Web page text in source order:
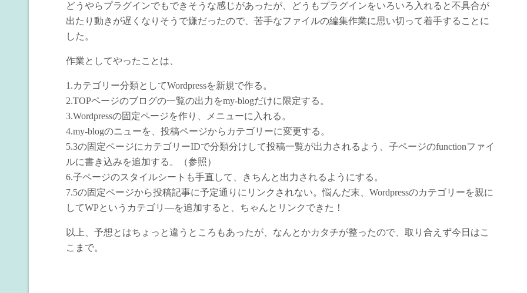
どうやらプラグインでもできそうな感じがあったが、どうもプラグインをいろいろ入れると不具合が
出たり動きが遅くなりそうで嫌だったので、苦手なファイルの編集作業に思い切って着手することに
した。
作業としてやったことは、
1.カテゴリー分類としてWordpressを新規で作る。
2.TOPページのブログの一覧の出力をmy-blogだけに限定する。
3.Wordpressの固定ページを作り、メニューに入れる。
4.my-blogのニューを、投稿ページからカテゴリーに変更する。
5.3の固定ページにカテゴリーIDで分類分けして投稿一覧が出力されるよう、子ページのfunctionファイ
ルに書き込みを追加する。（参照）
6.子ページのスタイルシートも手直して、きちんと出力されるようにする。
7.5の固定ページから投稿記事に予定通りにリンクされない。悩んだ末、Wordpressのカテゴリーを親に
してWPというカテゴリ―を追加すると、ちゃんとリンクできた！
以上、予想とはちょっと違うところもあったが、なんとかカタチが整ったので、取り合えず今日はこ
こまで。